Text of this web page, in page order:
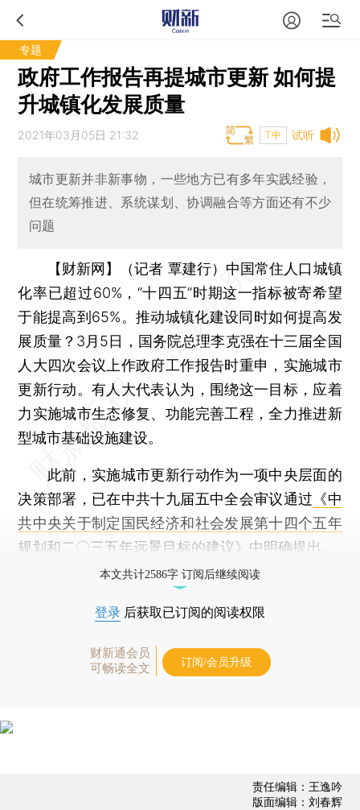
专题
政府工作报告再提城市更新 如何提
升城镇化发展质量
试听
2021年03月05日 21:32 T中
城市更新并非新事物，一些地方已有多年实践经验，
但在统筹推进、系统谋划、协调融合等方面还有不少
问题
【财新网】（记者 覃建行） 中国常住人口城镇
化率已超过60%，“十四五”时期这一指标被寄希望
于能提高到65%。推动城镇化建设同时如何提高发
展质量？3月5日，国务院总理李克强在十三届全国
人大四次会议上作政府工作报告时重申，实施城市
更新行动。有人大代表认为，围绕这一目标，应着
力实施城市生态修复、功能完善工程，全力推进新
型城市基础设施建设。
此前，实施城市更新行动作为一项中央层面的
决策部署，已在中共十九届五中全会审议通过 《中
共中央关于制定国民经济和社会发展第十四个五年
规划和二〇三五年远景目标的建议》 中明确提出。
本文共计2586字 订阅后继续阅读
登录 后获取已订阅的阅读权限
财新通会员
可畅读全文
订阅/会员升级
责任编辑：王逸吟
版面编辑：刘春辉